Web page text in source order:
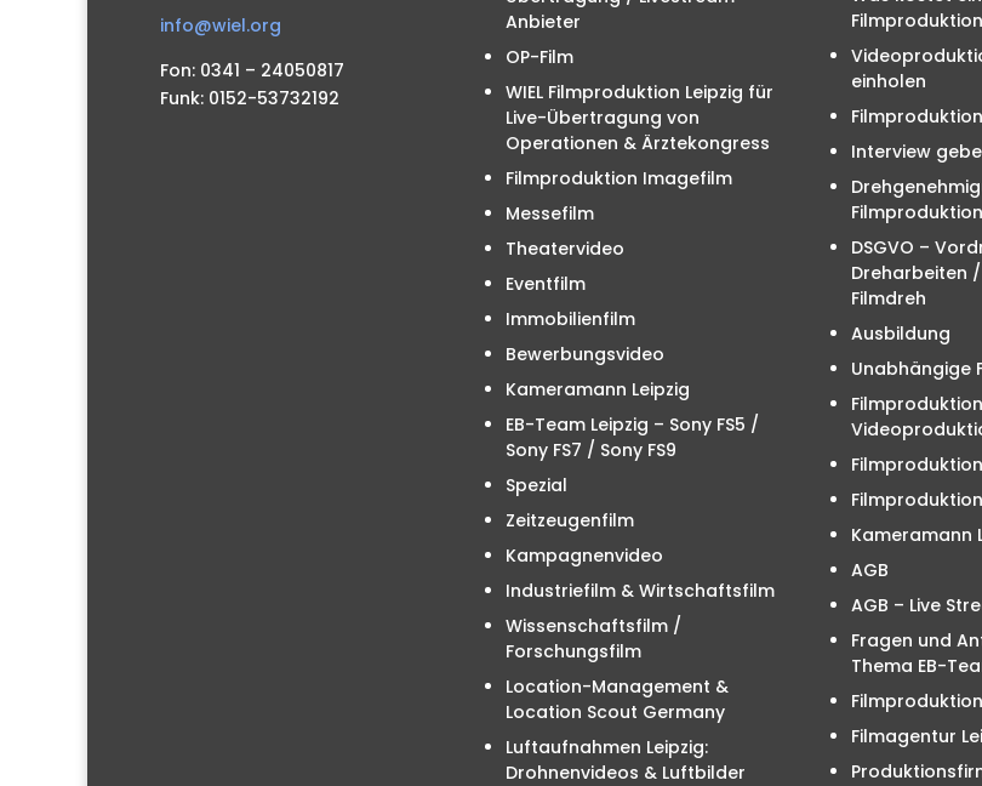
info@wiel.org
Fon: 0341 – 24050817
Funk: 0152-53732192
Anbieter
OP-Film
WIEL Filmproduktion Leipzig für
Live-Übertragung von
Operationen & Ärztekongress
Filmproduktion Imagefilm
Messefilm
Theatervideo
Eventfilm
Immobilienfilm
Bewerbungsvideo
Kameramann Leipzig
EB-Team Leipzig – Sony FS5 /
Sony FS7 / Sony FS9
Spezial
Zeitzeugenfilm
Kampagnenvideo
Industriefilm & Wirtschaftsfilm
Wissenschaftsfilm /
Forschungsfilm
Location-Management &
Location Scout Germany
Luftaufnahmen Leipzig:
Drohnenvideos & Luftbilder
Filmproduktion
einholen
Interview
Filmproduktion
DSGVO –
Dreharbeiten
Filmdreh
Ausbildung
Unabhängige
Kameramann
AGB
AGB – Live
Fragen und
Thema EB-
Filmagentur